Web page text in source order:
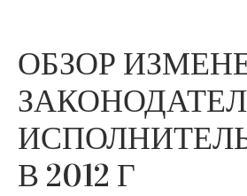
ОБЗОР
В 2012 Г